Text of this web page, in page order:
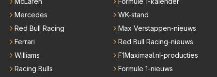
Mercedes
Red Bull Racing
Ferrari
Williams
Racing Bulls
WK-stand
Max Verstappen-nieuws
Red Bull Racing-nieuws
F1Maximaal.nl-producties
Formule 1-nieuws